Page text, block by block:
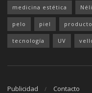
medicina estética
pelo piel
tecnología UV
Publicidad Contacto